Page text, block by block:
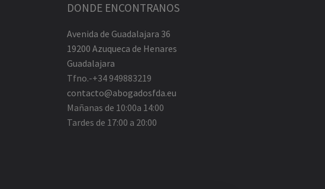
DONDE ENCONTRANOS
Avenida de Guadalajara 36
19200 Azuqueca de Henares
Guadalajara
Tfno.-+34 949883219
contacto@abogadosfda.eu
Mañanas de 10:00a 14:00
Tardes de 17:00 a 20:00